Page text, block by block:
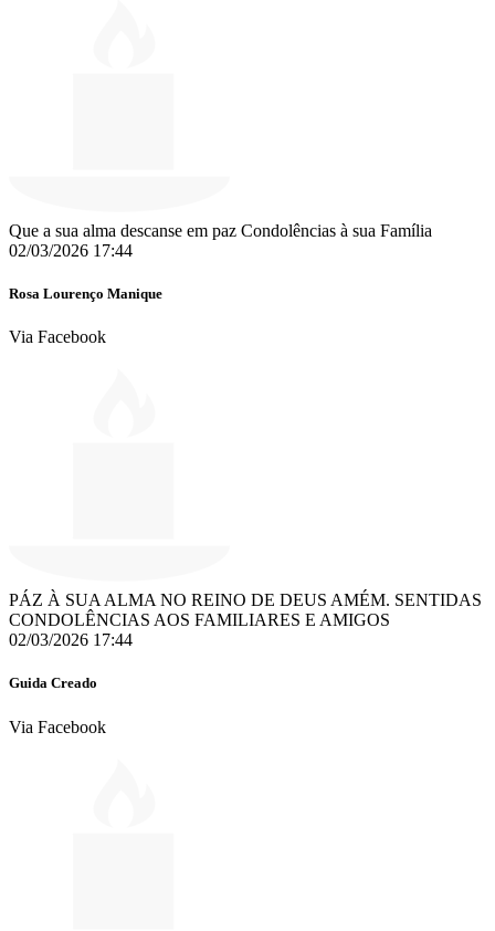
Que a sua alma descanse em paz Condolências à sua Família
02/03/2026 17:44
Rosa Lourenço Manique
Via Facebook
PÁZ À SUA ALMA NO REINO DE DEUS AMÉM. SENTIDAS
CONDOLÊNCIAS AOS FAMILIARES E AMIGOS
02/03/2026 17:44
Guida Creado
Via Facebook